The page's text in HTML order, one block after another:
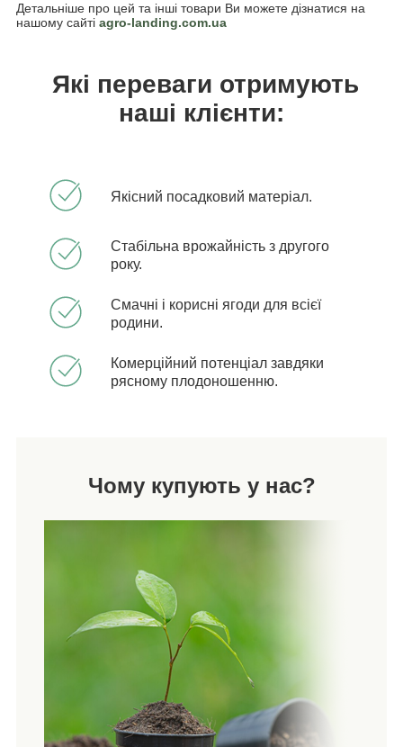
Детальніше про цей та інші товари Ви можете дізнатися на
нашому сайті agro-landing.com.ua
Які переваги отримують
наші клієнти:
Якісний посадковий матеріал.
Стабільна врожайність з другого
року.
Смачні і корисні ягоди для всієї
родини.
Комерційний потенціал завдяки
рясному плодоношенню.
Чому купують у нас?